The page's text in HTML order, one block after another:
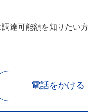
達可能額を知りたい方
電話をかける